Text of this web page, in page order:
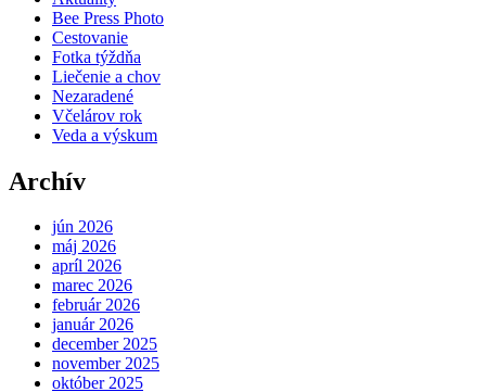
Bee Press Photo
Cestovanie
Fotka týždňa
Liečenie a chov
Nezaradené
Včelárov rok
Veda a výskum
Archív
jún 2026
máj 2026
apríl 2026
marec 2026
február 2026
január 2026
december 2025
november 2025
október 2025